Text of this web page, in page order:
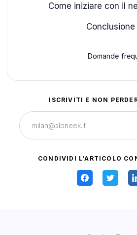
Come iniziare con il
Conclusione
Domande
ISCRIVITI E NON
CONDIVIDI L'ARTICOLO